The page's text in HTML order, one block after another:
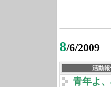
8/6/2009
活動
青年よ